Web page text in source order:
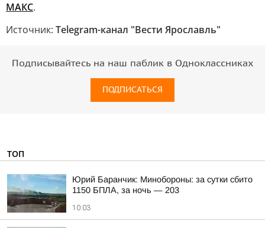
МАКС.
Источник: Telegram-канал "Вести Ярославль"
Подписывайтесь на наш паблик в Одноклассниках
ПОДПИСАТЬСЯ
ТОП
Юрий Баранчик: Минобороны: за сутки сбито
1150 БПЛА, за ночь — 203
10:03